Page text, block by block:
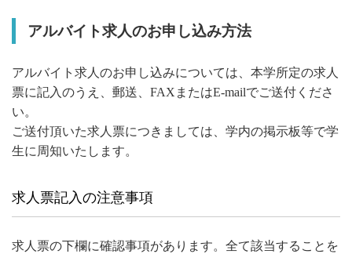
アルバイト求人のお申し込み方法
アルバイト求人のお申し込みについては、本学所定の求人
票に記入のうえ、郵送、FAXまたはE-mailでご送付くださ
い。
ご送付頂いた求人票につきましては、学内の掲示板等で学
生に周知いたします。
求人票記入の注意事項
求人票の下欄に確認事項があります。全て該当することを